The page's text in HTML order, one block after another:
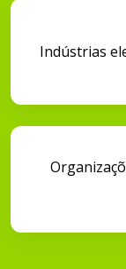
Indústrias